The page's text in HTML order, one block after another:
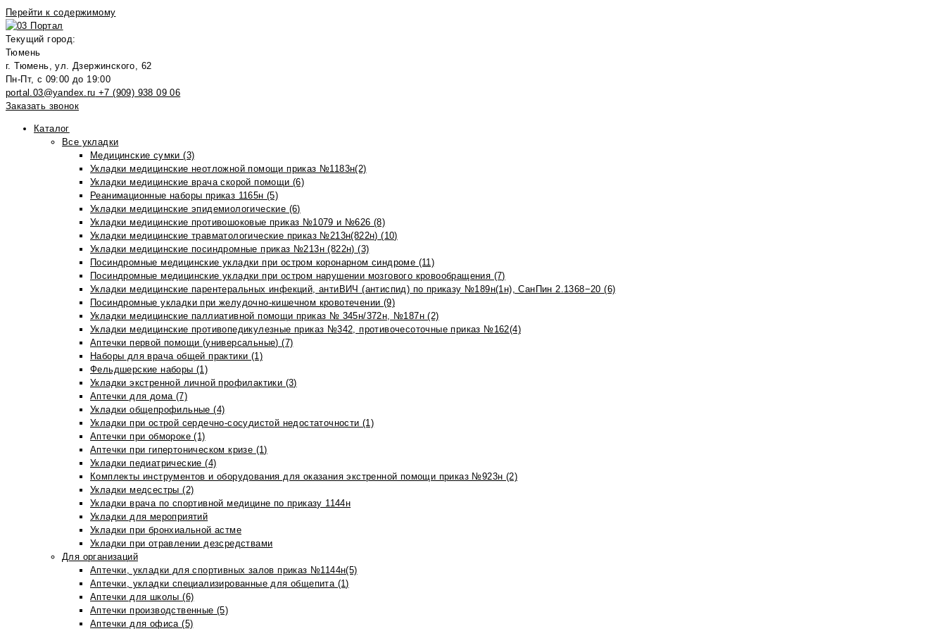
Перейти к содержимому
Текущий город:
Тюмень
г. Тюмень, ул. Дзержинского, 62
Пн-Пт, с 09:00 до 19:00
portal.03@yandex.ru +7 (909) 938 09 06
Заказать звонок
Каталог
Все укладки
Медицинские сумки (3)
Укладки медицинские неотложной помощи приказ №1183н(2)
Укладки медицинские врача скорой помощи (6)
Реанимационные наборы приказ 1165н (5)
Укладки медицинские эпидемиологические (6)
Укладки медицинские противошоковые приказ №1079 и №626 (8)
Укладки медицинские травматологические приказ №213н(822н) (10)
Укладки медицинские посиндромные приказ №213н (822н) (3)
Посиндромные медицинские укладки при остром коронарном синдроме (11)
Посиндромные медицинские укладки при остром нарушении мозгового кровообращения (7)
Укладки медицинские парентеральных инфекций, антиВИЧ (антиспид) по приказу №189н(1н), СанПин 2.1368−20 (6)
Посиндромные укладки при желудочно-кишечном кровотечении (9)
Укладки медицинские паллиативной помощи приказ № 345н/372н, №187н (2)
Укладки медицинские противопедикулезные приказ №342, противочесоточные приказ №162(4)
Аптечки первой помощи (универсальные) (7)
Наборы для врача общей практики (1)
Фельдшерские наборы (1)
Укладки экстренной личной профилактики (3)
Аптечки для дома (7)
Укладки общепрофильные (4)
Укладки при острой сердечно-сосудистой недостаточности (1)
Аптечки при обмороке (1)
Аптечки при гипертоническом кризе (1)
Укладки педиатрические (4)
Комплекты инструментов и оборудования для оказания экстренной помощи приказ №923н (2)
Укладки медсестры (2)
Укладки врача по спортивной медицине по приказу 1144н
Укладки для мероприятий
Укладки при бронхиальной астме
Укладки при отравлении дезсредствами
Для организаций
Аптечки, укладки для спортивных залов приказ №1144н(5)
Аптечки, укладки специализированные для общепита (1)
Аптечки для школы (6)
Аптечки производственные (5)
Аптечки для офиса (5)